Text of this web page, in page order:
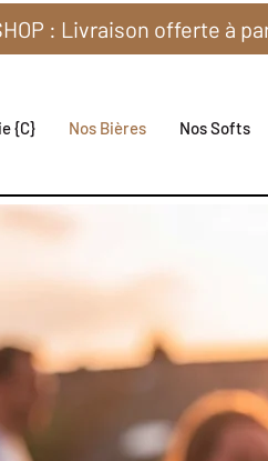
{C} Nos Bières Nos Softs